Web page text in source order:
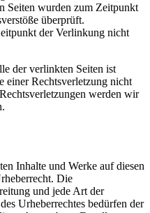
Seiten wurden zum Zeitpunkt
überprüft.
der Verlinkung nicht
der verlinkten Seiten ist
einer Rechtsverletzung nicht
werden wir
Inhalte und Werke auf diesen
Die
und jede Art der
Urheberrechtes bedürfen der